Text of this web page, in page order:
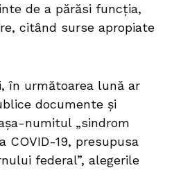
de a părăsi funcția,
citând surse apropiate
în următoarea lună ar
documente și
numitul „sindrom
COVID-19, presupusa
federal”, alegerile